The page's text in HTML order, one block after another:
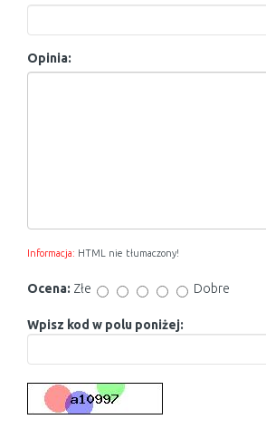
Opinia:
Informacja: HTML nie tłumaczony!
Ocena: Złe Dobre
Wpisz kod w polu poniżej: